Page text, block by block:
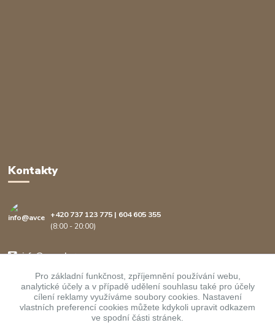
Kontakty
+420 737 123 775 | 604 605 355
(8:00 - 20:00)
info@avcenter.cz
Pro základní funkčnost, zpříjemnění používání webu,
analytické účely a v případě udělení souhlasu také pro účely
cílení reklamy využíváme soubory cookies. Nastavení
vlastních preferencí cookies můžete kdykoli upravit odkazem
ve spodní části stránek.